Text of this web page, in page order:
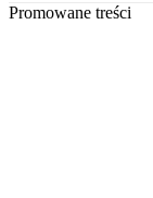
Promowane treści